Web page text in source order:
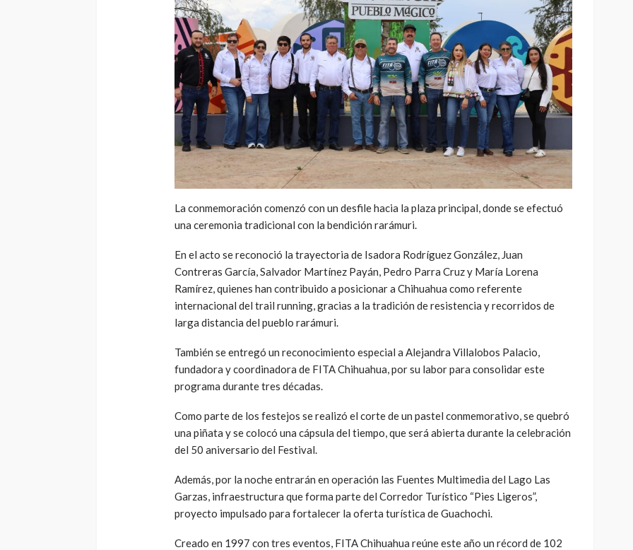
La conmemoración comenzó con un desfile hacia la plaza principal, donde se efectuó
una ceremonia tradicional con la bendición rarámuri.
En el acto se reconoció la trayectoria de Isadora Rodríguez González, Juan
Contreras García, Salvador Martínez Payán, Pedro Parra Cruz y María Lorena
Ramírez, quienes han contribuido a posicionar a Chihuahua como referente
internacional del trail running, gracias a la tradición de resistencia y recorridos de
larga distancia del pueblo rarámuri.
También se entregó un reconocimiento especial a Alejandra Villalobos Palacio,
fundadora y coordinadora de FITA Chihuahua, por su labor para consolidar este
programa durante tres décadas.
Como parte de los festejos se realizó el corte de un pastel conmemorativo, se quebró
una piñata y se colocó una cápsula del tiempo, que será abierta durante la celebración
del 50 aniversario del Festival.
Además, por la noche entrarán en operación las Fuentes Multimedia del Lago Las
Garzas, infraestructura que forma parte del Corredor Turístico “Pies Ligeros”,
proyecto impulsado para fortalecer la oferta turística de Guachochi.
Creado en 1997 con tres eventos, FITA Chihuahua reúne este año un récord de 102